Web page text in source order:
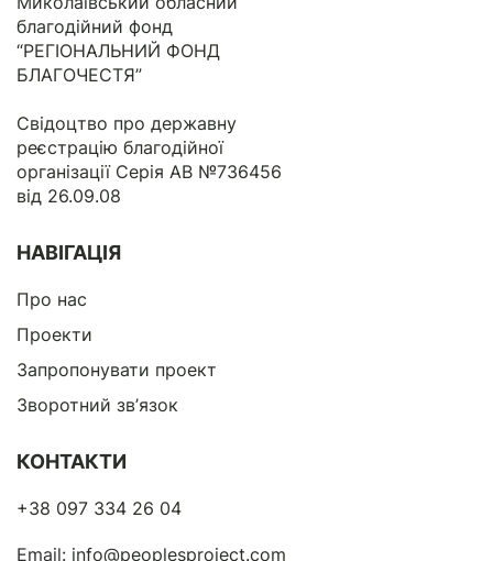
благодійний фонд
“РЕГІОНАЛЬНИЙ ФОНД
БЛАГОЧЕСТЯ”
Свідоцтво про державну
реєстрацію благодійної
організації Серія АВ №736456
від 26.09.08
НАВІГАЦІЯ
Про нас
Проекти
Запропонувати проект
Зворотний зв’язок
КОНТАКТИ
+38 097 334 26 04
Email: info@peoplesproject.com